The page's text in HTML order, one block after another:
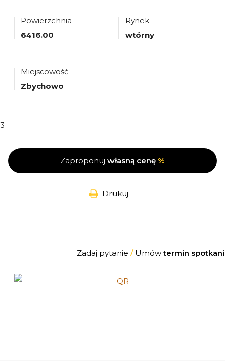
Powierzchnia
6416.00
Rynek
wtórny
Miejscowość
Zbychowo
3
Zaproponuj własną cenę %
Drukuj
Zadaj pytanie /Umówtermin